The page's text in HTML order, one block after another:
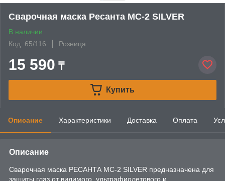
Сварочная маска Ресанта МС-2 SILVER
В наличии
Код: 65/116
Розница
15 590 ₸
Купить
Описание Характеристики Доставка Оплата
Описание
Сварочная маска РЕСАНТА МС-2 SILVER предназначена для
защиты глаз от видимого, ультрафиолетового и